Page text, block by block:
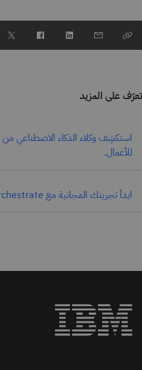
تعرّف على المزيد
للأعمال.
ابدأ تجربتك المجانية مع watsonx Orchestrate اليوم